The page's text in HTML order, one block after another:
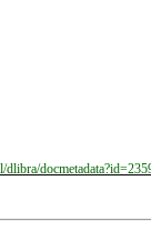
dlibra/